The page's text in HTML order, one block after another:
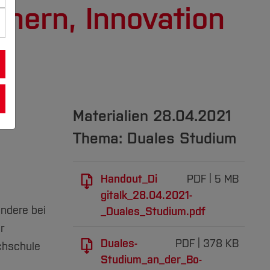
Innovation
bei
Materialien 28.04.2021
Thema: Duales Studium
PDF 5 MB
Handout_Di
gitalk_28.04.2021-
_Duales_Studium.pdf
PDF 378 KB
Duales-
Studium_an_der_Bo-